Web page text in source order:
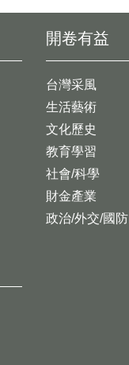
開卷有益
台灣采風
生活藝術
文化歷史
教育學習
社會/科學
財金產業
政治/外交/國防